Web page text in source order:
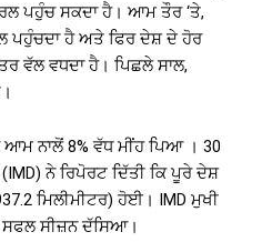
ਪਹੁੰਚ ਸਕਦਾ ਹੈ। ਆਮ ਤੌਰ ‘ਤੇ,
ਪਹੁੰਚਦਾ ਹੈ ਅਤੇ ਫਿਰ ਦੇਸ਼ ਦੇ ਹੋਰ
ਵੱਲ ਵਧਦਾ ਹੈ। ਪਿਛਲੇ ਸਾਲ,
ਆਮ ਨਾਲੋਂ 8% ਵੱਧ ਮੀਂਹ ਪਿਆ । 30
ਨੇ ਰਿਪੋਰਟ ਦਿੱਤੀ ਕਿ ਪੂਰੇ ਦੇਸ਼
ਮਿਲੀਮੀਟਰ) ਹੋਈ। IMD ਮੁਖੀ
ਸੀਜ਼ਨ ਦੱਸਿਆ।